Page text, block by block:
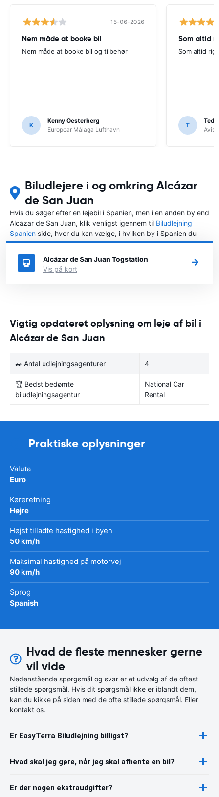
15-06-2026
Nem måde at booke bil
Nem måde at booke bil og tilbehør
K
Kenny Oesterberg
Europcar Málaga Lufthavn
Som altid
Som altid
T
Avis
Biludlejere i og omkring Alcázar
de San Juan
Hvis du søger efter en lejebil i Spanien, men i en anden by end
Alcázar de San Juan, klik venligst igennem til Biludlejning
Spanien side, hvor du kan vælge, i hvilken by i Spanien du
ønsker at leje en bil.
Alcázar de San Juan Togstation
Vis på kort
Vigtig opdateret oplysning om leje af bil i
Alcázar de San Juan
🚙 Antal udlejningsagenturer 4
🏆 Bedst bedømte
biludlejningsagentur
National Car
Rental
Praktiske oplysninger
Valuta
Euro
Køreretning
Højre
Højst tilladte hastighed i byen
50 km/h
Maksimal hastighed på motorvej
90 km/h
Sprog
Spanish
Hvad de fleste mennesker gerne
vil vide
Nedenstående spørgsmål og svar er et udvalg af de oftest
stillede spørgsmål. Hvis dit spørgsmål ikke er iblandt dem,
kan du kikke på siden med de ofte stillede spørgsmål. Eller
kontakt os.
Er EasyTerra Biludlejning billigst?
Hvad skal jeg gøre, når jeg skal afhente en bil?
Er der nogen ekstraudgifter?